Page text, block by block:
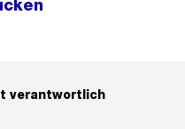
verantwortlich